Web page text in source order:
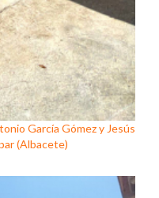
García Gómez y Jesús
(Albacete)